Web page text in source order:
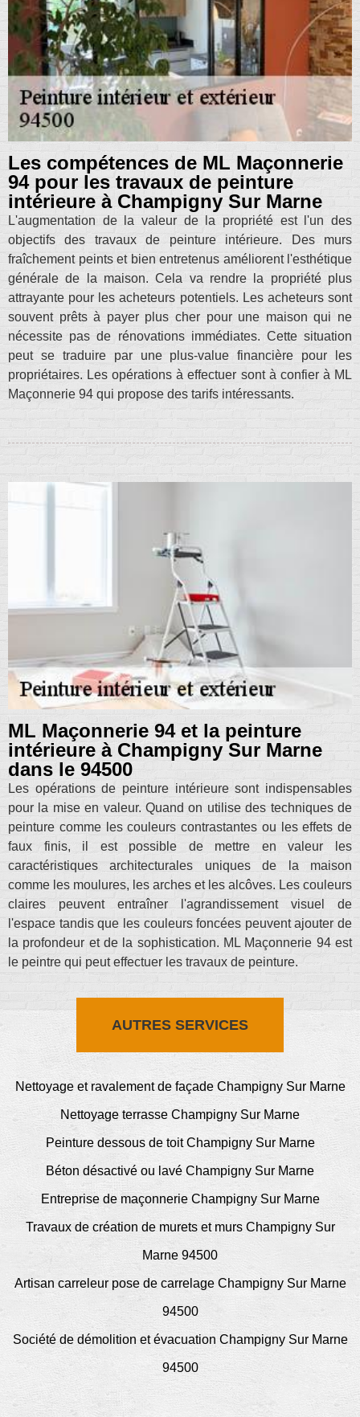
Les compétences de ML Maçonnerie
94 pour les travaux de peinture
intérieure à Champigny Sur Marne
L'augmentation de la valeur de la propriété est l'un des
objectifs des travaux de peinture intérieure. Des murs
fraîchement peints et bien entretenus améliorent l'esthétique
générale de la maison. Cela va rendre la propriété plus
attrayante pour les acheteurs potentiels. Les acheteurs sont
souvent prêts à payer plus cher pour une maison qui ne
nécessite pas de rénovations immédiates. Cette situation
peut se traduire par une plus-value financière pour les
propriétaires. Les opérations à effectuer sont à confier à ML
Maçonnerie 94 qui propose des tarifs intéressants.
ML Maçonnerie 94 et la peinture
intérieure à Champigny Sur Marne
dans le 94500
Les opérations de peinture intérieure sont indispensables
pour la mise en valeur. Quand on utilise des techniques de
peinture comme les couleurs contrastantes ou les effets de
faux finis, il est possible de mettre en valeur les
caractéristiques architecturales uniques de la maison
comme les moulures, les arches et les alcôves. Les couleurs
claires peuvent entraîner l'agrandissement visuel de
l'espace tandis que les couleurs foncées peuvent ajouter de
la profondeur et de la sophistication. ML Maçonnerie 94 est
le peintre qui peut effectuer les travaux de peinture.
AUTRES SERVICES
Nettoyage et ravalement de façade Champigny Sur Marne
Nettoyage terrasse Champigny Sur Marne
Peinture dessous de toit Champigny Sur Marne
Béton désactivé ou lavé Champigny Sur Marne
Entreprise de maçonnerie Champigny Sur Marne
Travaux de création de murets et murs Champigny Sur
Marne 94500
Artisan carreleur pose de carrelage Champigny Sur Marne
94500
Société de démolition et évacuation Champigny Sur Marne
94500